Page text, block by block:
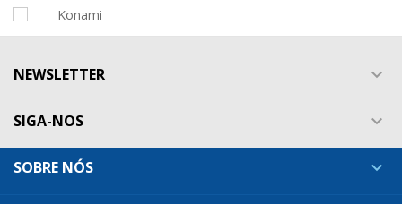
NEWSLETTER 
SIGA-NOS 
SOBRE NÓS 